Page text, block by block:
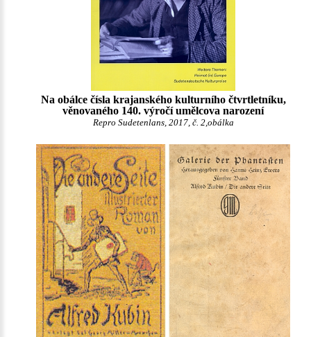
Na obálce čísla krajanského kulturního čtvrtletníku,
věnovaného 140. výročí umělcova narození
Repro Sudetenlans, 2017, č. 2,obálka